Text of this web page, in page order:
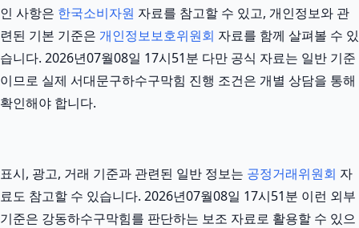
인 사항은 한국소비자원 자료를 참고할 수 있고, 개인정보와 관
련된 기본 기준은 개인정보보호위원회 자료를 함께 살펴볼 수 있
습니다. 2026년07월08일 17시51분 다만 공식 자료는 일반 기준
이므로 실제 서대문구하수구막힘 진행 조건은 개별 상담을 통해
확인해야 합니다.
표시, 광고, 거래 기준과 관련된 일반 정보는 공정거래위원회 자
료도 참고할 수 있습니다. 2026년07월08일 17시51분 이런 외부
기준은 강동하수구막힘를 판단하는 보조 자료로 활용할 수 있으